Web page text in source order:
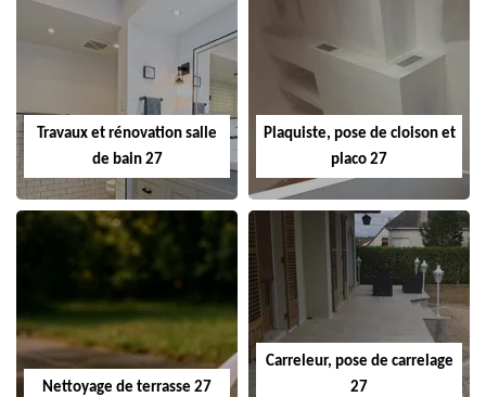
Travaux et rénovation salle
de bain 27
Plaquiste, pose de cloison et
placo 27
Nettoyage de terrasse 27
Carreleur, pose de carrelage
27